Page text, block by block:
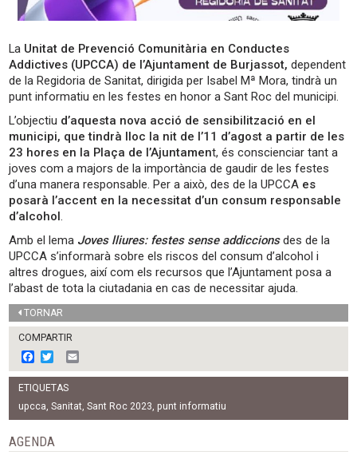
La Unitat de Prevenció Comunitària en Conductes
Addictives (UPCCA) de l’Ajuntament de Burjassot, dependent
de la Regidoria de Sanitat, dirigida per Isabel Mª Mora, tindrà un
punt informatiu en les festes en honor a Sant Roc del municipi.
L’objectiu d’aquesta nova acció de sensibilització en el
municipi, que tindrà lloc la nit de l’11 d’agost a partir de les
23 hores en la Plaça de l’Ajuntament, és conscienciar tant a
joves com a majors de la importància de gaudir de les festes
d’una manera responsable. Per a això, des de la UPCCA es
posarà l’accent en la necessitat d’un consum responsable
d’alcohol.
Amb el lema Joves lliures: festes sense addiccions des de la
UPCCA s’informarà sobre els riscos del consum d’alcohol i
altres drogues, així com els recursos que l’Ajuntament posa a
l’abast de tota la ciutadania en cas de necessitar ajuda.
TORNAR
COMPARTIR
F
a
c
e
b
o
o
k
w
i
t
t
e
m
a
l
ETIQUETAS
upcca,Sanitat,Sant Roc 2023, punt informatiu
AGENDA